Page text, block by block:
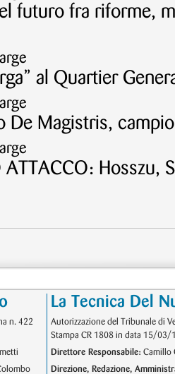
futuro fra riforme,
al Quartier
De Magistris,
ATTACCO: Hosszu,
n. 422
La Tecnica Del
Autorizzazione del Tribunale di
Stampa CR 1808 in data 15/03/
Direttore Responsabile: Camillo
Direzione, Redazione,